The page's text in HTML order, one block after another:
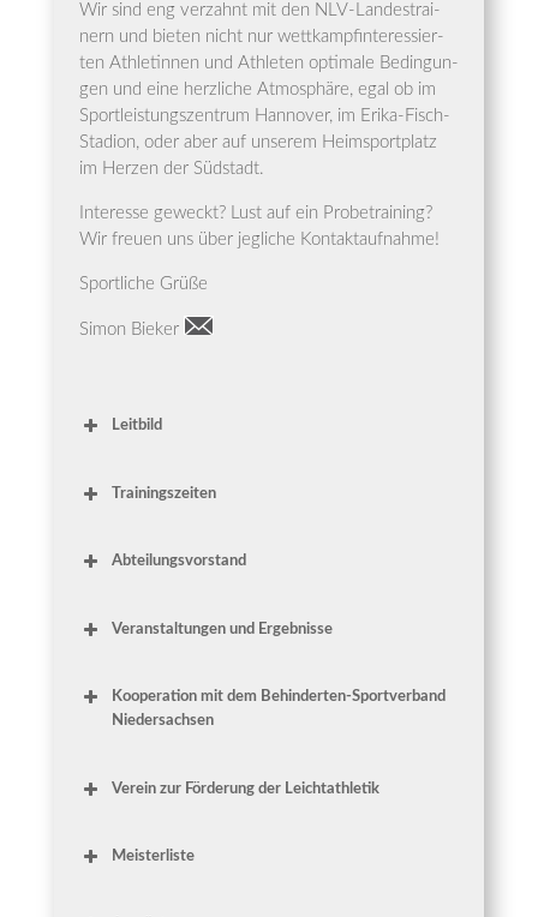
Wir sind eng ver­zahnt mit den NLV-Lan­des­trai­
nern und bie­ten nicht nur wett­kamp­fin­ter­es­sier­
ten Ath­le­tin­nen und Ath­le­ten opti­ma­le Bedin­gun­
gen und eine herz­li­che Atmo­sphä­re, egal ob im
Sport­leis­tungs­zen­trum Han­no­ver, im Eri­ka-Fisch-
Sta­di­on, oder aber auf unse­rem Heim­sport­platz
im Her­zen der Südstadt.
Inter­es­se geweckt? Lust auf ein Pro­be­trai­ning?
Wir freu­en uns über jeg­li­che Kontaktaufnahme!
Sport­li­che Grüße
Simon Bie­ker
Leit­bild
Trai­nings­zei­ten
Abteilungsvor­stand
Stell­ver­tre­ten­de Abteilungsleiterin
Ver­an­stal­tun­gen und Ergebnisse
Koope­ra­ti­on mit dem Behin­der­ten-Sport­ver­band
Niedersachsen
Behinderung
Ver­ein zur För­de­rung der Leichtathletik
no­ver
Meis­ter­lis­te